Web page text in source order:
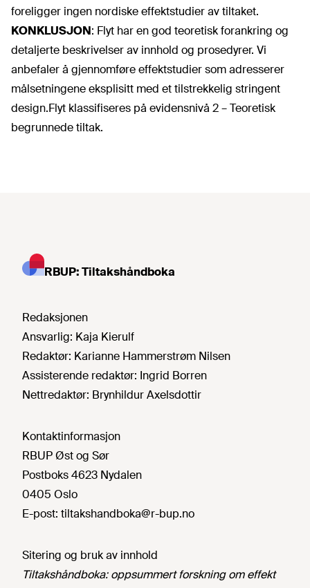
foreligger ingen nordiske effektstudier av tiltaket.
KONKLUSJON: Flyt har en god teoretisk forankring og
detaljerte beskrivelser av innhold og prosedyrer. Vi
anbefaler å gjennomføre effektstudier som adresserer
målsetningene eksplisitt med et tilstrekkelig stringent
design.Flyt klassifiseres på evidensnivå 2 – Teoretisk
begrunnede tiltak.
RBUP: Tiltakshåndboka
Redaksjonen
Ansvarlig: Kaja Kierulf
Redaktør: Karianne Hammerstrøm Nilsen
Assisterende redaktør: Ingrid Borren
Nettredaktør: Brynhildur Axelsdottir
Kontaktinformasjon
RBUP Øst og Sør
Postboks 4623 Nydalen
0405 Oslo
E-post: tiltakshandboka@r-bup.no
Sitering og bruk av innhold
Tiltakshåndboka: oppsummert forskning om effekt